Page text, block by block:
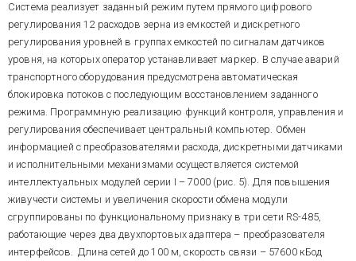
Состав структур показывает,
что основные функции
технологическими режимами
сосредоточены в системе
зерноочистительного
отделения, а в размольном
преобладают информационно-
учетные функции. Такое
распределение отражает
главнуюцельавтоматизации
мукомольной технологии в
целом: в зерноочистительном
отделении – устранить
человека, как фактор,
раскачивающий процесс, и
стабилизировать
АСУТП зерноочистительного
отделения обеспечивает:
дистанционное
автоматизированное
управление оборудованием трех
технологических маршрутов и
обеспыливающей системы
(пуск, останов, аварийные
блокировки) – всего 36
интерактивную настройку и
Система реализует заданный режим путем прямого цифрового
регулирования 12 расходов зерна из емкостей и дискретного
регулирования уровней в группах емкостей по сигналам датчиков
уровня, на которых оператор устанавливает маркер. В случае аварий
транспортного оборудования предусмотрена автоматическая
блокировка потоков с последующим восстановлением заданного
режима. Программную реализацию функций контроля, управления и
регулирования обеспечивает центральный компьютер. Обмен
информацией с преобразователями расхода, дискретными датчиками
и исполнительными механизмами осуществляется системой
интеллектуальных модулей серии I – 7000 (рис. 5). Для повышения
живучести системы и увеличения скорости обмена модули
сгруппированы по функциональному признаку в три сети RS-485,
работающие через два двухпортовых адаптера – преобразователя
интерфейсов. Длина сетей до 100 м, скорость связи – 57600 кБод